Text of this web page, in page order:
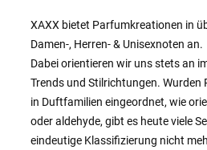
XAXX bietet Parfumkreationen in
Damen-, Herren- & Unisexnoten an.
Dabei orientieren wir uns stets an
Trends und Stilrichtungen.
in Duftfamilien eingeordnet, wie
oder aldehyde, gibt es heute viele
eindeutige Klassifizierung nicht